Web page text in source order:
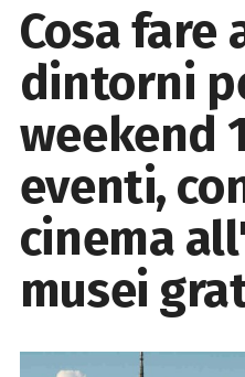
Cosa fare
dintorni
weekend
eventi,
cinema
musei